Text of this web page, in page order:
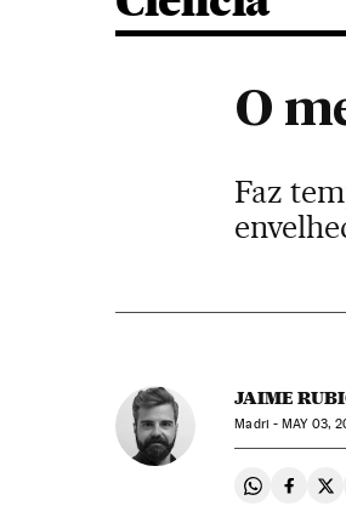
O
Faz
JAIME
Madri -MAY03,
Compartir